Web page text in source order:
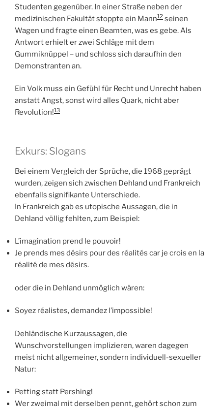
Studenten gegenüber. In einer Straße neben der
medizinischen Fakultät stoppte ein Mann12 seinen
Wagen und fragte einen Beamten, was es gebe. Als
Antwort erhielt er zwei Schläge mit dem
Gummiknüppel – und schloss sich daraufhin den
Demonstranten an.
Ein Volk muss ein Gefühl für Recht und Unrecht haben
anstatt Angst, sonst wird alles Quark, nicht aber
Revolution!13
Exkurs: Slogans
Bei einem Vergleich der Sprüche, die 1968 geprägt
wurden, zeigen sich zwischen Dehland und Frankreich
ebenfalls signifikante Unterschiede.
In Frankreich gab es utopische Aussagen, die in
Dehland völlig fehlten, zum Beispiel:
L’imagination prend le pouvoir!
Je prends mes désirs pour des réalités car je crois en la
réalité de mes désirs.
oder die in Dehland unmöglich wären:
Soyez réalistes, demandez l’impossible!
Dehländische Kurzaussagen, die
Wunschvorstellungen implizieren, waren dagegen
meist nicht allgemeiner, sondern individuell-sexueller
Natur:
Petting statt Pershing!
Wer zweimal mit derselben pennt, gehört schon zum